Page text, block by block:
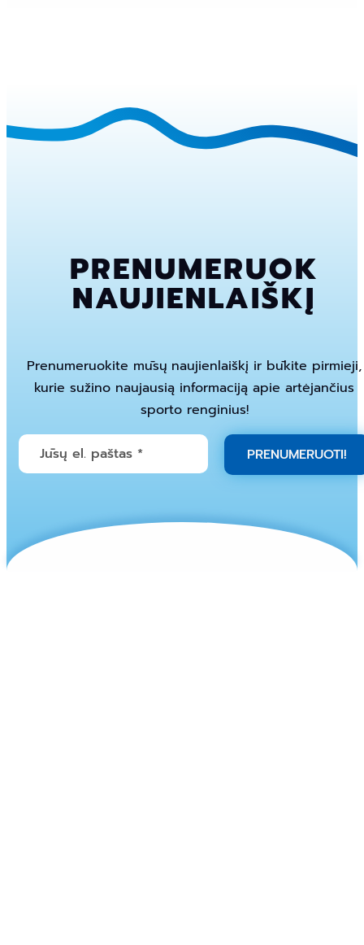
PRENUMERUOK
NAUJIENLAIŠKĮ
Prenumeruokite mūsų naujienlaiškį ir būkite pirmieji,
kurie sužino naujausią informaciją apie artėjančius
sporto renginius!